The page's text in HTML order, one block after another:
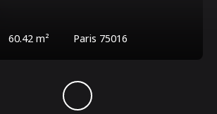
60.42 m² Paris 75016